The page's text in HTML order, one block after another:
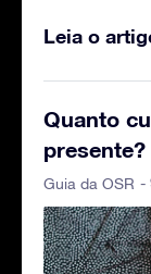
Leia o
Quanto
presente?
Guia da OSR -